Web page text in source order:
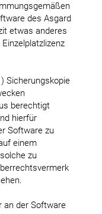
des Asgard
etwas anderes
Sicherungskopie
berechtigt
hierfür
Software zu
einem
zu
an der Software